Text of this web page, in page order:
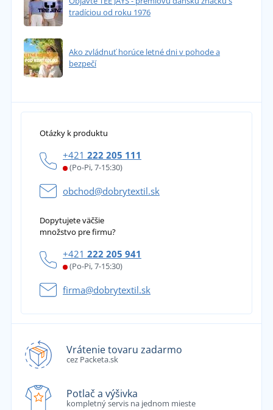
tradíciou od roku 1976
Ako zvládnuť horúce letné dni v pohode a
bezpečí
Otázky k produktu
+421 222 205 111
(Po-Pi, 7-15:30)
obchod@dobrytextil.sk
Dopytujete väčšie
množstvo pre firmu?
+421 222 205 941
(Po-Pi, 7-15:30)
firma@dobrytextil.sk
Vrátenie tovaru zadarmo
cez Packeta.sk
Potlač a výšivka
kompletný servis na jednom mieste